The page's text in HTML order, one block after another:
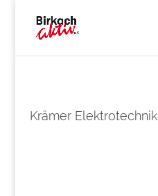
Krämer Elektrotechnik